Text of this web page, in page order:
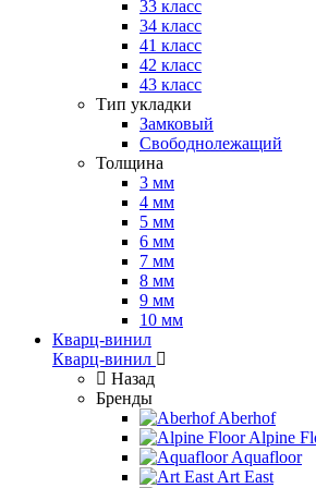
33 класс
34 класс
41 класс
42 класс
43 класс
Тип укладки
Замковый
Свободнолежащий
Толщина
3 мм
4 мм
5 мм
6 мм
7 мм
8 мм
9 мм
10 мм
Кварц-винил
Кварц-винил
Назад
Бренды
Aberhof
Alpine
Aquafloor
Art East